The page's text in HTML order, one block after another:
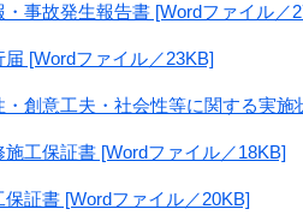
・事故発生報告書 [Wordファイル／
届 [Wordファイル／23KB]
・創意工夫・社会性等に関する実
施工保証書 [Wordファイル／18KB]
保証書 [Wordファイル／20KB]